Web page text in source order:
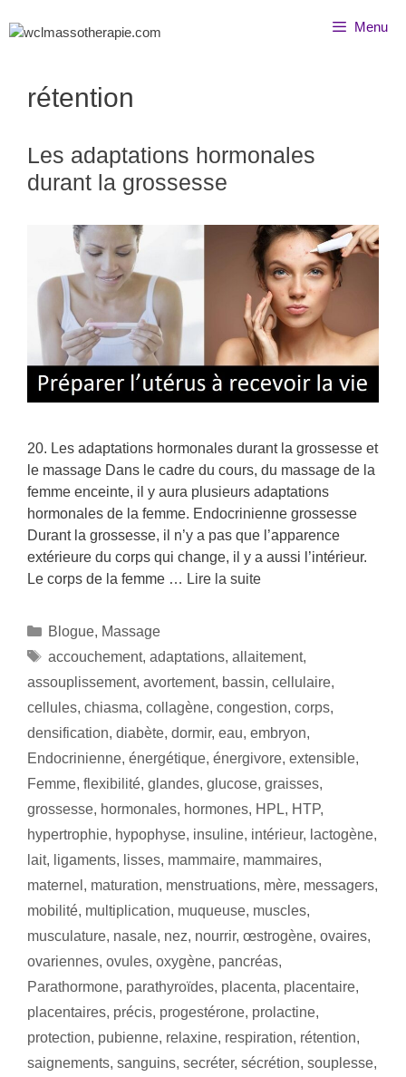
Menu
rétention
Les adaptations hormonales
durant la grossesse
20. Les adaptations hormonales durant la grossesse et
le massage Dans le cadre du cours, du massage de la
femme enceinte, il y aura plusieurs adaptations
hormonales de la femme. Endocrinienne grossesse
Durant la grossesse, il n’y a pas que l’apparence
extérieure du corps qui change, il y a aussi l’intérieur.
Le corps de la femme … Lire la suite
Blogue, Massage
accouchement, adaptations, allaitement,
assouplissement, avortement, bassin, cellulaire,
cellules, chiasma, collagène, congestion, corps,
densification, diabète, dormir, eau, embryon,
Endocrinienne, énergétique, énergivore, extensible,
Femme, flexibilité, glandes, glucose, graisses,
grossesse, hormonales, hormones, HPL, HTP,
hypertrophie, hypophyse, insuline, intérieur, lactogène,
lait, ligaments, lisses, mammaire, mammaires,
maternel , maturation, menstruations, mère, messagers,
mobilité, multiplication, muqueuse, muscles,
musculature, nasale, nez, nourrir, œstrogène, ovaires,
ovariennes, ovules, oxygène, pancréas,
Parathormone, parathyroïdes, placenta, placentaire,
placentaires, précis, progestérone, prolactine,
protection, pubienne, relaxine, respiration, rétention,
saignements, sanguins, secréter, sécrétion, souplesse,